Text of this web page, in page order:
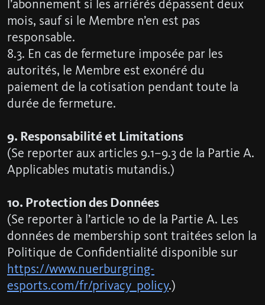
l’abonnement si les arriérés dépassent deux
mois, sauf si le Membre n’en est pas
responsable.
8.3. En cas de fermeture imposée par les
autorités, le Membre est exonéré du
paiement de la cotisation pendant toute la
durée de fermeture.
9. Responsabilité et Limitations
(Se reporter aux articles 9.1–9.3 de la Partie A.
Applicables mutatis mutandis.)
10. Protection des Données
(Se reporter à l’article 10 de la Partie A. Les
données de membership sont traitées selon la
Politique de Confidentialité disponible sur
https://www.nuerburgring-
esports.com/fr/privacy_policy.)